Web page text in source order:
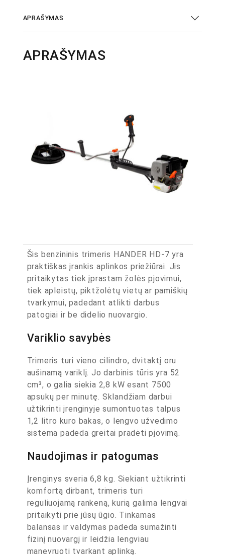
APRAŠYMAS
APRAŠYMAS
Šis benzininis trimeris HANDER HD-7 yra
praktiškas įrankis aplinkos priežiūrai. Jis
pritaikytas tiek įprastam žolės pjovimui,
tiek apleistų, piktžolėtų vietų ar pamiškių
tvarkymui, padedant atlikti darbus
patogiai ir be didelio nuovargio.
Variklio savybės
Trimeris turi vieno cilindro, dvitaktį oru
aušinamą variklį. Jo darbinis tūris yra 52
cm³, o galia siekia 2,8 kW esant 7500
apsukų per minutę. Sklandžiam darbui
užtikrinti įrenginyje sumontuotas talpus
1,2 litro kuro bakas, o lengvo užvedimo
sistema padeda greitai pradėti pjovimą.
Naudojimas ir patogumas
Įrenginys sveria 6,8 kg. Siekiant užtikrinti
komfortą dirbant, trimeris turi
reguliuojamą rankeną, kurią galima lengvai
pritaikyti prie jūsų ūgio. Tinkamas
balansas ir valdymas padeda sumažinti
fizinį nuovargį ir leidžia lengviau
manevruoti tvarkant aplinką.